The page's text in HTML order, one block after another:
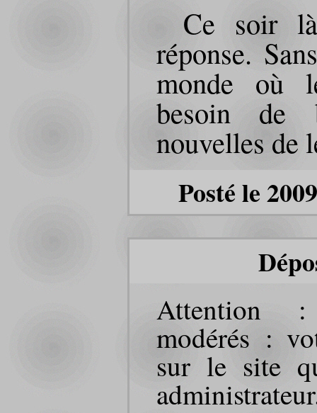
Ce soir
réponse.
monde où
besoin de
nouvelles de
Posté le
Attention :
modérés :
sur le site